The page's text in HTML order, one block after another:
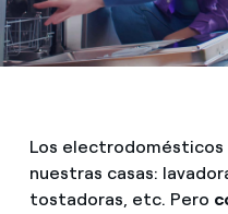
Los
nuestras casas:
tostadoras, etc. Pero